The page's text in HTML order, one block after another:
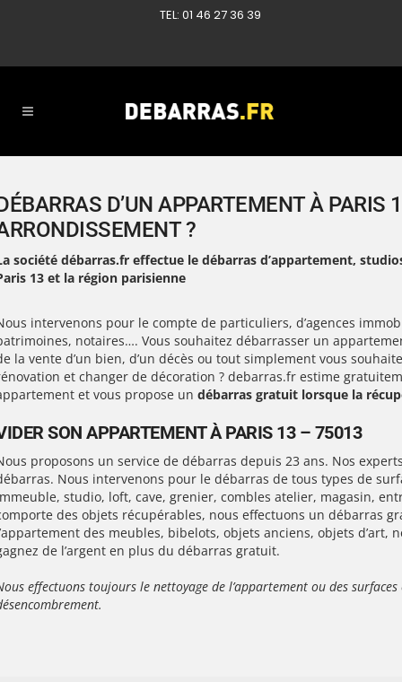
TEL: 01 46 27 36 39
D’UN APPARTEMENT À PARIS
?
société débarras.fr effectue le débarras d’appartement,
13 et la région parisienne
intervenons pour le compte de particuliers, d’agences
notaires…. Vous souhaitez débarrasser un
la vente d’un bien, d’un décès ou tout simplement vous
et changer de décoration ? debarras.fr estime
et vous propose un débarras gratuit lorsque la
SON APPARTEMENT À PARIS 13 – 75013
proposons un service de débarras depuis 23 ans. Nos
Nous intervenons pour le débarras de tous types de
studio, loft, cave, grenier, combles atelier, magasin,
des objets récupérables, nous effectuons un débarras
des meubles, bibelots, objets anciens, objets d’art,
de l’argent en plus du débarras gratuit.
effectuons toujours le nettoyage de l’appartement ou des